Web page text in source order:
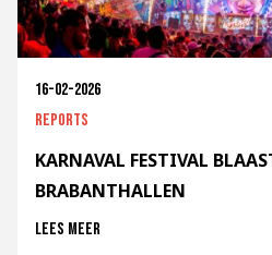
16-02-2026
Reports
KARNAVAL FESTIVAL
BRABANTHALLEN
Lees meer